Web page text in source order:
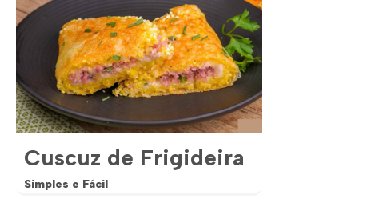
Cuscuz de Frigideira
Simples e Fácil